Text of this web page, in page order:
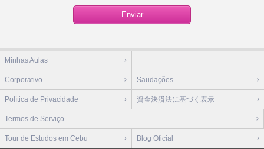
Enviar
Minhas Aulas
Corporativo Saudações
Política de Privacidade 資金決済法に基づく表示
Termos de Serviço
Tour de Estudos em Cebu Blog Oficial